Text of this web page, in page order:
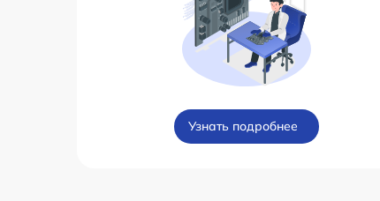
Узнать подробнее